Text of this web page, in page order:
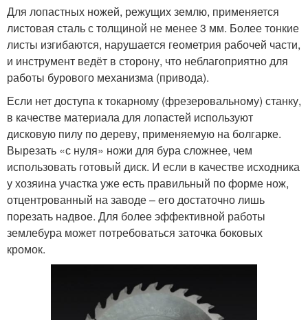
Для лопастных ножей, режущих землю, применяется
листовая сталь с толщиной не менее 3 мм. Более тонкие
листы изгибаются, нарушается геометрия рабочей части,
и инструмент ведёт в сторону, что неблагоприятно для
работы бурового механизма (привода).
Если нет доступа к токарному (фрезеровальному) станку,
в качестве материала для лопастей используют
дисковую пилу по дереву, применяемую на болгарке.
Вырезать «с нуля» ножи для бура сложнее, чем
использовать готовый диск. И если в качестве исходника
у хозяина участка уже есть правильный по форме нож,
отцентрованный на заводе – его достаточно лишь
порезать надвое. Для более эффективной работы
землебура может потребоваться заточка боковых
кромок.